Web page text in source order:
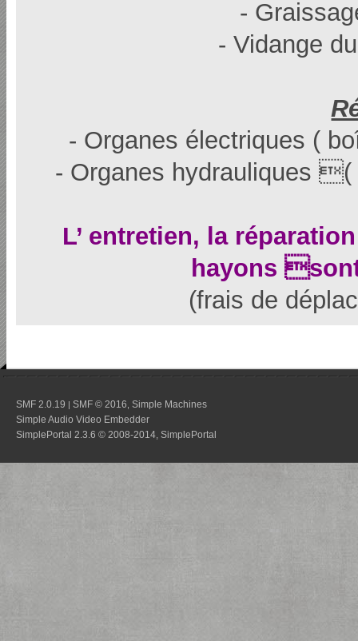
-
- Vidange
- Organes électriques (
- Organes hydrauliques
L’ entretien, la
hayons
(frais de
SMF 2.0.19 | SMF © 2016 Simple Machines
Simple Audio Video Embedder
SimplePortal 2.3.6 © 2008-2014, SimplePortal